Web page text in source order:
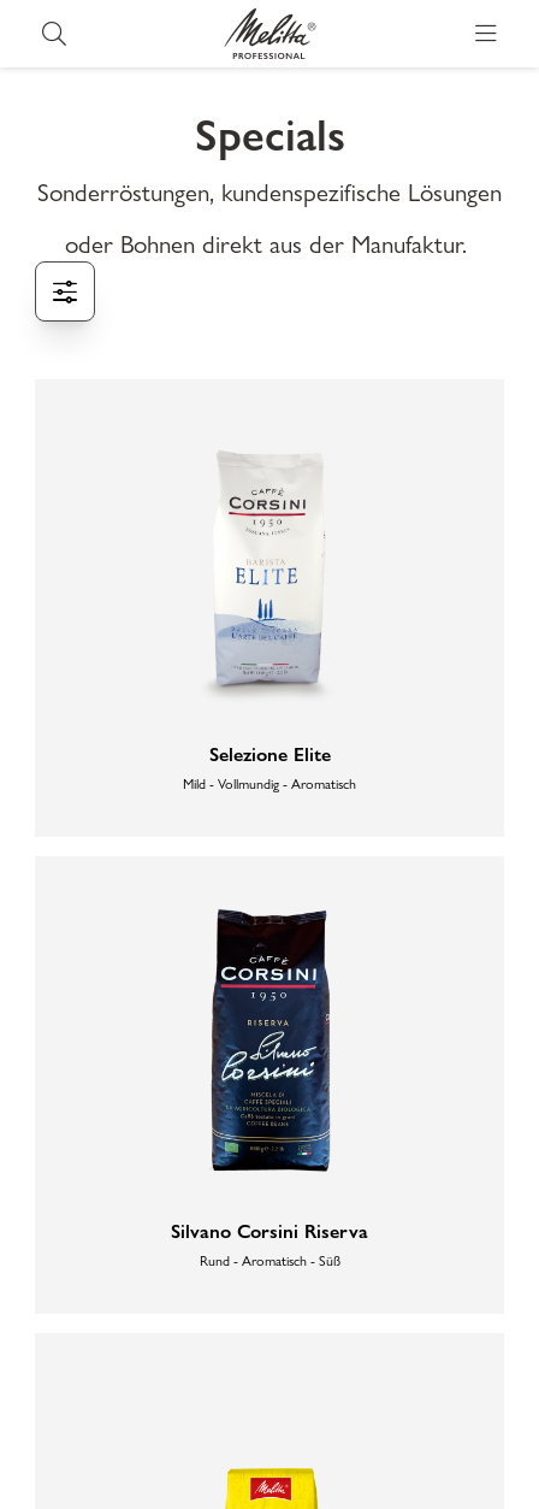
Specials
Sonderröstungen, kundenspezifische Lösungen
oder Bohnen direkt aus der Manufaktur.
Selezione Elite
Mild - Vollmundig - Aromatisch
Silvano Corsini Riserva
Rund - Aromatisch - Süß